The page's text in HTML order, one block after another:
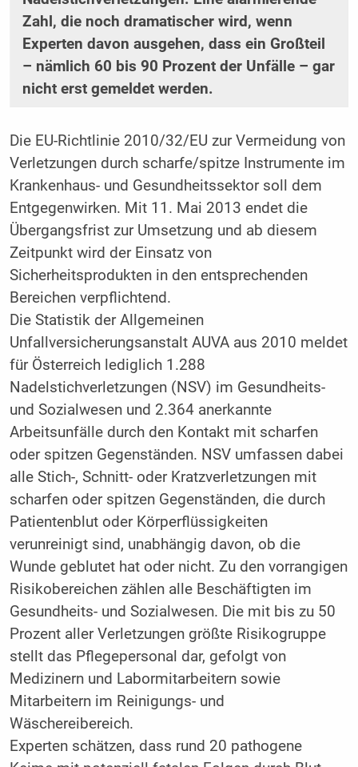
Zahl, die noch dramatischer wird, wenn
Experten davon ausgehen, dass ein Großteil
– nämlich 60 bis 90 Prozent der Unfälle – gar
nicht erst gemeldet werden.
Die EU-Richtlinie 2010/32/EU zur Vermeidung von
Verletzungen durch scharfe/spitze Instrumente im
Krankenhaus- und Gesundheitssektor soll dem
Entgegenwirken. Mit 11. Mai 2013 endet die
Übergangsfrist zur Umsetzung und ab diesem
Zeitpunkt wird der Einsatz von
Sicherheitsprodukten in den entsprechenden
Bereichen verpflichtend.
Die Statistik der Allgemeinen
Unfallversicherungsanstalt AUVA aus 2010 meldet
für Österreich lediglich 1.288
Nadelstichverletzungen (NSV) im Gesundheits-
und Sozialwesen und 2.364 anerkannte
Arbeitsunfälle durch den Kontakt mit scharfen
oder spitzen Gegenständen. NSV umfassen dabei
alle Stich-, Schnitt- oder Kratzverletzungen mit
scharfen oder spitzen Gegenständen, die durch
Patientenblut oder Körperflüssigkeiten
verunreinigt sind, unabhängig davon, ob die
Wunde geblutet hat oder nicht. Zu den vorrangigen
Risikobereichen zählen alle Beschäftigten im
Gesundheits- und Sozialwesen. Die mit bis zu 50
Prozent aller Verletzungen größte Risikogruppe
stellt das Pflegepersonal dar, gefolgt von
Medizinern und Labormitarbeitern sowie
Mitarbeitern im Reinigungs- und
Wäschereibereich.
Experten schätzen, dass rund 20 pathogene